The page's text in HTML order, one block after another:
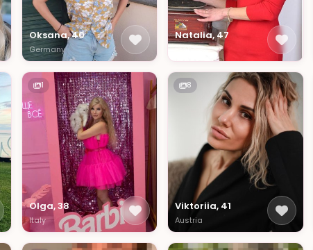
Oksana, 40
Germany
Natalia, 47
France
1
Olga, 38
Italy
8
Viktoriia, 41
Austria